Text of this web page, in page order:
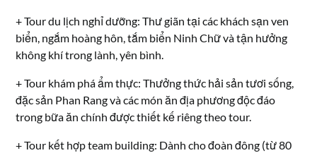
+ Tour du lịch nghỉ dưỡng: Thư giãn tại các khách sạn ven
biển, ngắm hoàng hôn, tắm biển Ninh Chữ và tận hưởng
không khí trong lành, yên bình.
+ Tour khám phá ẩm thực: Thưởng thức hải sản tươi sống,
đặc sản Phan Rang và các món ăn địa phương độc đáo
trong bữa ăn chính được thiết kế riêng theo tour.
+ Tour kết hợp team building: Dành cho đoàn đông (từ 80